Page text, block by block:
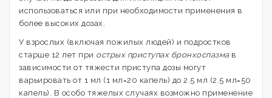
использоваться или при необходимости применения в
более высоких дозах.
У взрослых (включая пожилых людей) и подростков
старше 12 лет при острых приступах бронхоспазмав
зависимости от тяжести приступа дозы могут
варьировать от 1 мл (1 мл=20 капель) до 2.5 мл (2.5 мл=50
капель). В особо тяжелых случаях возможно применение